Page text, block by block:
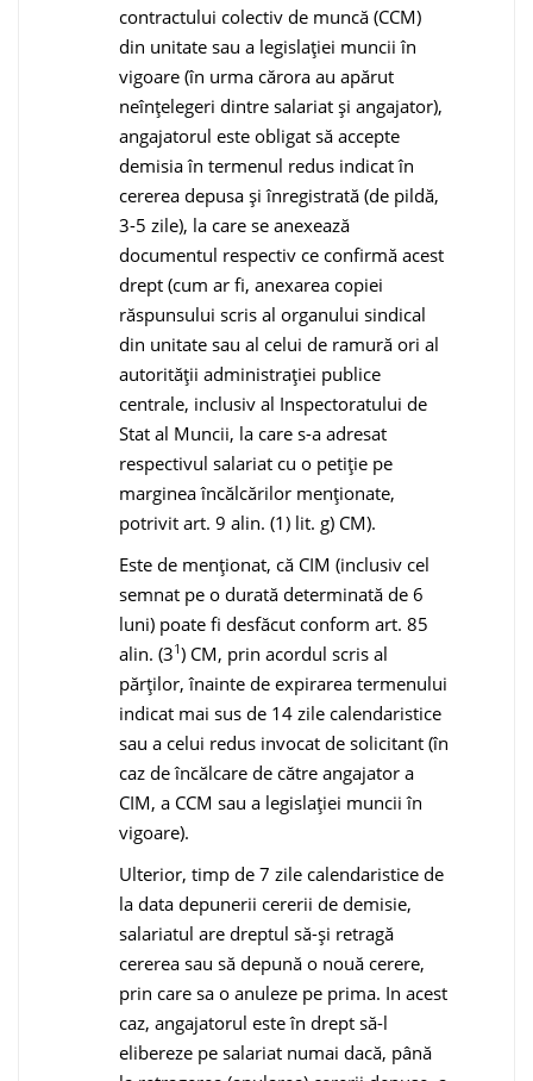
contractului colectiv de muncă (CCM)
din unitate sau a legislaţiei muncii în
vigoare (în urma cărora au apărut
neînţelegeri dintre salariat şi angajator),
angajatorul este obligat să accepte
demisia în termenul redus indicat în
cererea depusa şi înre­gistrată (de pildă,
3-5 zile), la care se anexează
documentul respectiv ce confirmă acest
drept (cum ar fi, anexarea copiei
răspunsului scris al organului sindical
din unitate sau al celui de ramură ori al
autorităţii administraţiei publice
centrale, in­clusiv al Inspectoratului de
Stat al Muncii, la care s-a adresat
respectivul salariat cu o petiţie pe
marginea încălcărilor menţionate,
potrivit art. 9 alin. (1) lit. g) CM).
Este de menţionat, că CIM (inclusiv cel
semnat pe o durată determinată de 6
luni) poate fi desfăcut conform art. 85
alin. (31) CM, prin acordul scris al
părţilor, înainte de expirarea termenului
indicat mai sus de 14 zile calendaristice
sau a celui redus invocat de solicitant (în
caz de încălcare de către angajator a
CIM, a CCM sau a legislaţiei muncii în
vigoare).
Ulterior, timp de 7 zile calendaristice de
la data depunerii cererii de demisie,
salariatul are dreptul să-şi retragă
cererea sau să depună o nouă cerere,
prin care sa o anuleze pe prima. In acest
caz, angajatorul este în drept să-l
elibereze pe salariat numai dacă, până